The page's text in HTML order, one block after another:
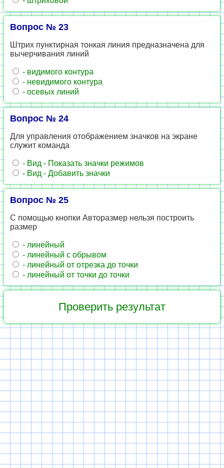
Вопрос № 23
Штрих пунктирная тонкая линия предназначена для
вычерчивания линий
- видимого контура
- невидимого контура
- осевых линий
Вопрос № 24
Для управления отображением значков на экране
служит команда
- Вид - Показать значки режимов
- Вид - Добавить значки
Вопрос № 25
С помощью кнопки Авторазмер нельзя построить
размер
- линейный
- линейный с обрывом
- линейный от отрезка до точки
- линейный от точки до точки